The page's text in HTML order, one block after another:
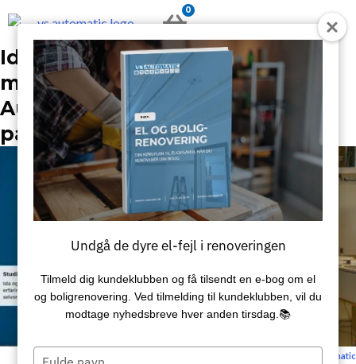
til
indholdet
0
KURV
Ida og Camilla er
marketingpraktikanter hos VS
Automatic: Vi har fået en plads
på holdet
VS Automatic
Undgå de dyre el-fejl i renoveringen
Tilmeld dig kundeklubben og få tilsendt en e‑bog om el
og boligrenovering. Ved tilmelding til kundeklubben, vil du
modtage nyhedsbreve hver anden tirsdag.📚
Type